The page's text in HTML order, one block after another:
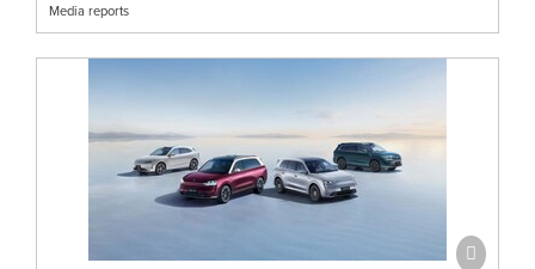
Media reports